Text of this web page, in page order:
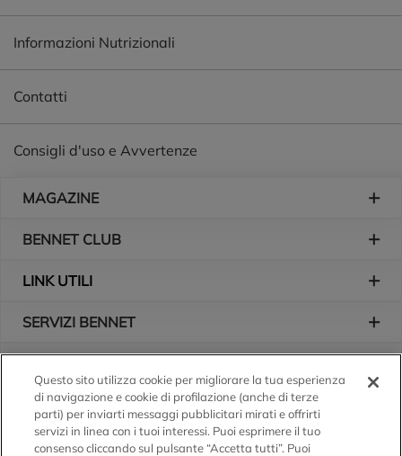
asciutto.
Informazioni Nutrizionali
Contatti
Consigli d'uso e Avvertenze
MAGAZINE
BENNET CLUB
LINK UTILI
SERVIZI BENNET
Logo Bennet
Seguici sui nostri canali
Questo sito utilizza cookie per migliorare la tua esperienza
di navigazione e cookie di profilazione (anche di terze
parti) per inviarti messaggi pubblicitari mirati e offrirti
servizi in linea con i tuoi interessi. Puoi esprimere il tuo
consenso cliccando sul pulsante “Accetta tutti”. Puoi